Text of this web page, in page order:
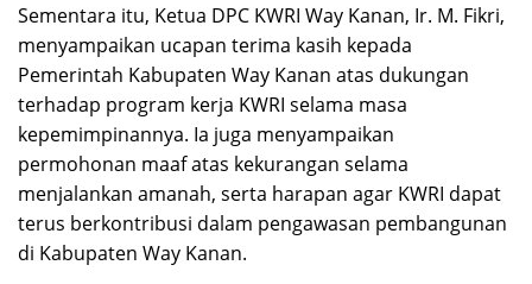
Sementara itu, Ketua DPC KWRI Way Kanan, Ir. M. Fikri,
menyampaikan ucapan terima kasih kepada
Pemerintah Kabupaten Way Kanan atas dukungan
terhadap program kerja KWRI selama masa
kepemimpinannya. Ia juga menyampaikan
permohonan maaf atas kekurangan selama
menjalankan amanah, serta harapan agar KWRI dapat
terus berkontribusi dalam pengawasan pembangunan
di Kabupaten Way Kanan.